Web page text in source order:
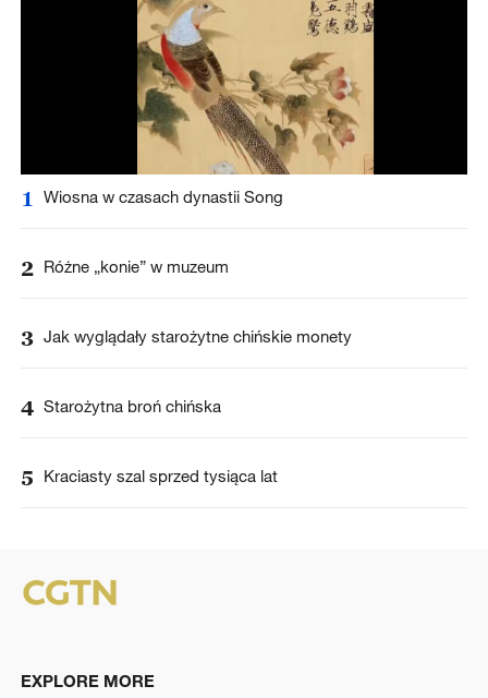
1 Wiosna w czasach dynastii Song
2 Różne „konie” w muzeum
3 Jak wyglądały starożytne chińskie monety
4 Starożytna broń chińska
5 Kraciasty szal sprzed tysiąca lat
EXPLORE MORE